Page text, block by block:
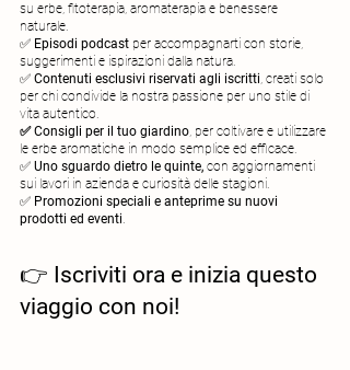
su erbe, fitoterapia, aromaterapia e benessere
naturale.
✅ Episodi podcast per accompagnarti con storie,
suggerimenti e ispirazioni dalla natura.
✅ Contenuti esclusivi riservati agli iscritti, creati solo
per chi condivide la nostra passione per uno stile di
vita autentico.
✅ Consigli per il tuo giardino, per coltivare e utilizzare
le erbe aromatiche in modo semplice ed efficace.
✅ Uno sguardo dietro le quinte, con aggiornamenti
sui lavori in azienda e curiosità delle stagioni.
✅ Promozioni speciali e anteprime su nuovi
prodotti ed eventi.
👉 Iscriviti ora e inizia questo
viaggio con noi!